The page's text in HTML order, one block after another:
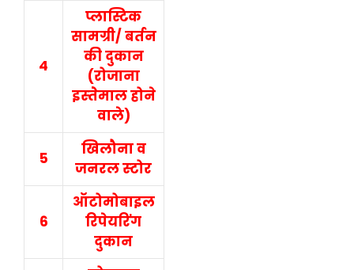
4
प्लास्टिक
सामग्री/ बर्तन
की दुकान
(रोजाना
इस्‍तेेमाल होने
वाले)
5
खिलौना व
जनरल स्‍टोर
6
ऑटोमोबाइल
रिपेयरिंग
दुकान